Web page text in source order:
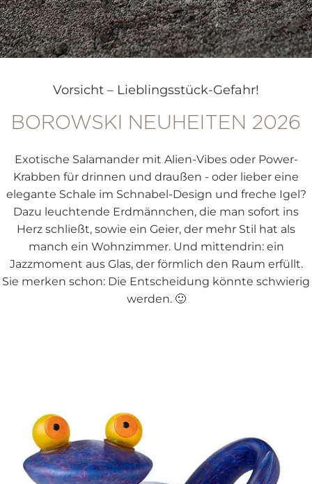
anders
Vorsicht – Lieblingsstück-Gefahr!
BOROWSKI NEUHEITEN 2026
Exotische Salamander mit Alien-Vibes oder Power-
Krabben für drinnen und draußen - oder lieber eine
elegante Schale im Schnabel-Design und freche Igel?
Dazu leuchtende Erdmännchen, die man sofort ins
Herz schließt, sowie ein Geier, der mehr Stil hat als
manch ein Wohnzimmer. Und mittendrin: ein
Jazzmoment aus Glas, der förmlich den Raum erfüllt.
Sie merken schon: Die Entscheidung könnte schwierig
werden. 🙂